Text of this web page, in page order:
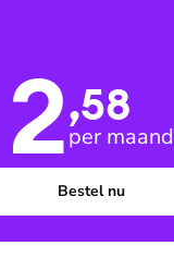
2,58
per maand
Bestel nu